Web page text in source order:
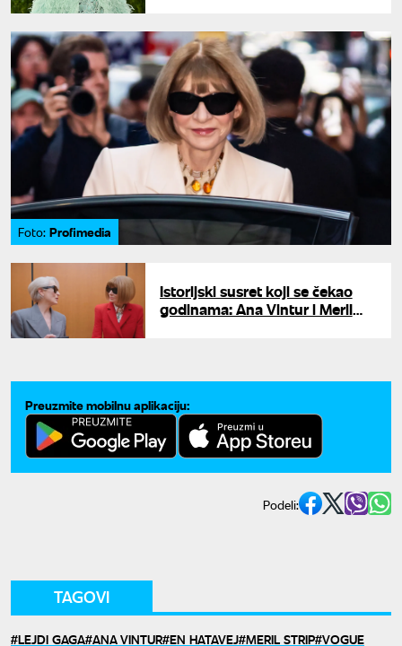
Foto: Profimedia
Istorijski susret koji se čekao
godinama: Ana Vintur i Meril
Preuzmite mobilnu aplikaciju:
Podeli:
TAGOVI
LEJDI GAGA ANA VINTUR EN HATAVEJ MERIL STRIP VOGUE